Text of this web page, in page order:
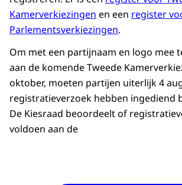
Kamerverkiezingen en een register
Parlementsverkiezingen.
Om met een partijnaam en logo mee
aan de komende Tweede
oktober, moeten partijen uiterlijk 4
registratieverzoek hebben ingediend
De Kiesraad beoordeelt of
voldoen aan de